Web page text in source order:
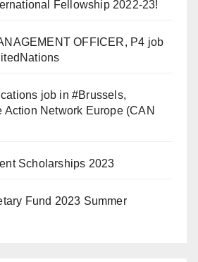
Fellowship 2022-23!
OFFICER, P4 job
job in #Brussels,
Action Network Europe (CAN
Scholarships 2023
Fund 2023 Summer